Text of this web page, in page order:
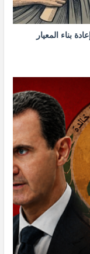
بناء المعيار